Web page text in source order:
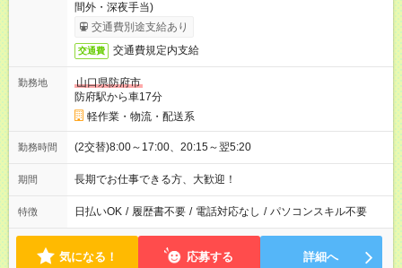
間外・深夜手当)
交通費別途支給あり
交通費 交通費規定内支給
勤務地
山口県防府市
防府駅から車17分
軽作業・物流・配送系
勤務時間 (2交替)8:00～17:00、20:15～翌5:20
期間 長期でお仕事できる方、大歓迎！
特徴 日払いOK / 履歴書不要 / 電話対応なし / パソコンスキル不要
気になる！ 応募する 詳細へ